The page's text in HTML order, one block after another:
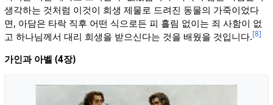
생각하는 것처럼 이것이 희생 제물로 드려진 동물의 가죽이었다
면, 아담은 타락 직후 어떤 식으로든 피 흘림 없이는 죄 사함이 없
고 하나님께서 대리 희생을 받으신다는 것을 배웠을 것입니다.[8]
가인과 아벨 (4장)